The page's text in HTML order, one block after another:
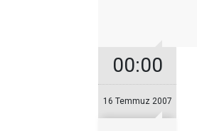
00:00
16 Temmuz 2007